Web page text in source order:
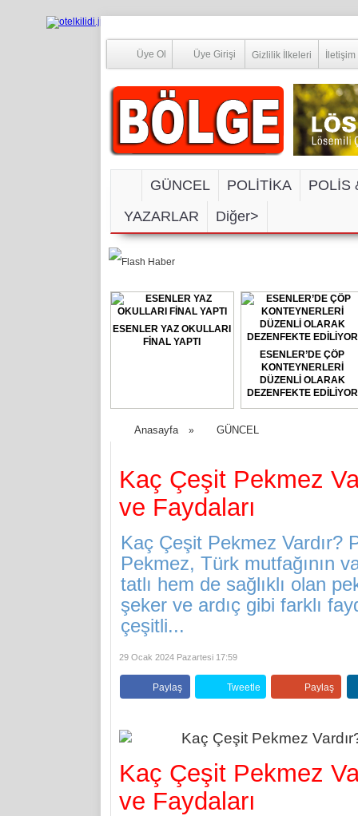
Üye Ol Üye Girişi Gizlilik İlkeleri İletişim
GÜNCEL POLİTİKA
POLİS
YAZARLAR
Diğer>
ESENLER YAZ OKULLARI
FİNAL YAPTI
ESENLER’DE ÇÖP
KONTEYNERLERİ
DÜZENLİ OLARAK
DEZENFEKTE EDİLİYOR
Anasayfa » GÜNCEL
Kaç Çeşit Pekmez
ve Faydaları
Kaç Çeşit Pekmez Vardır?
Pekmez, Türk mutfağının
tatlı hem de sağlıklı olan
şeker ve ardıç gibi farklı
çeşitli...
29 Ocak 2024 Pazartesi 17:59
Paylaş Tweetle Paylaş
Kaç Çeşit Pekmez
ve Faydaları